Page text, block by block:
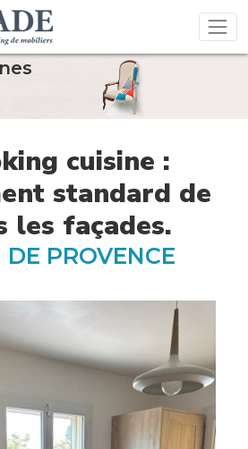
cuisine :
standard de
les façades.
PROVENCE